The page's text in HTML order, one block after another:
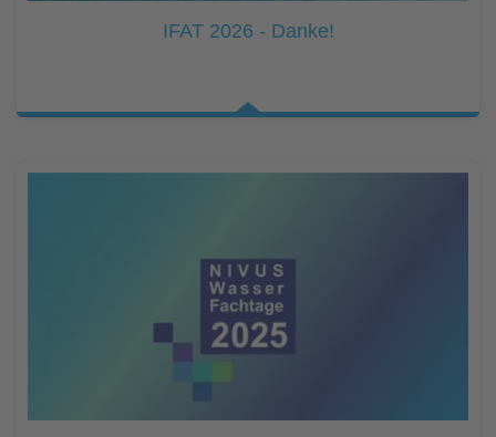
IFAT 2026 - Danke!